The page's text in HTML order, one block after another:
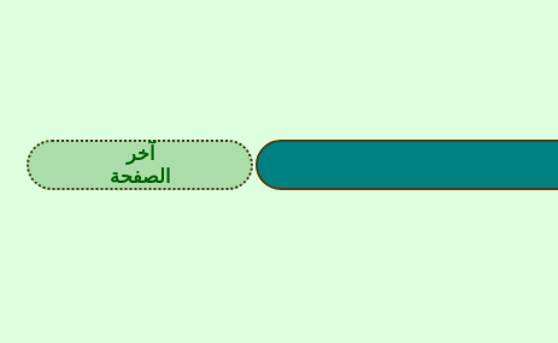
آخر
الصفحة